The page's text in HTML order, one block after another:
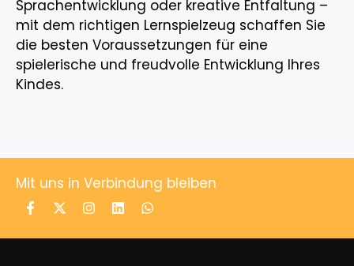
Sprachentwicklung oder kreative Entfaltung –
mit dem richtigen Lernspielzeug schaffen Sie
die besten Voraussetzungen für eine
spielerische und freudvolle Entwicklung Ihres
Kindes.
Mit uns in Verbindung bleiben
Produkt zum
Warenkorb
0 Artikel -0,00€